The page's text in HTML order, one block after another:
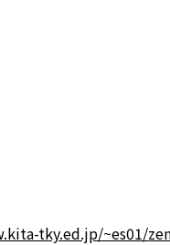
tky.ed.jp/~es01/